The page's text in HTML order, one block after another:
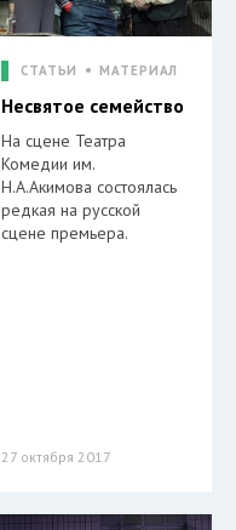
СТАТЬИ МАТЕРИАЛ
Несвятое семейство
На сцене Театра
Комедии им.
Н.А.Акимова состоялась
редкая на русской
сцене премьера.
27 октября 2017